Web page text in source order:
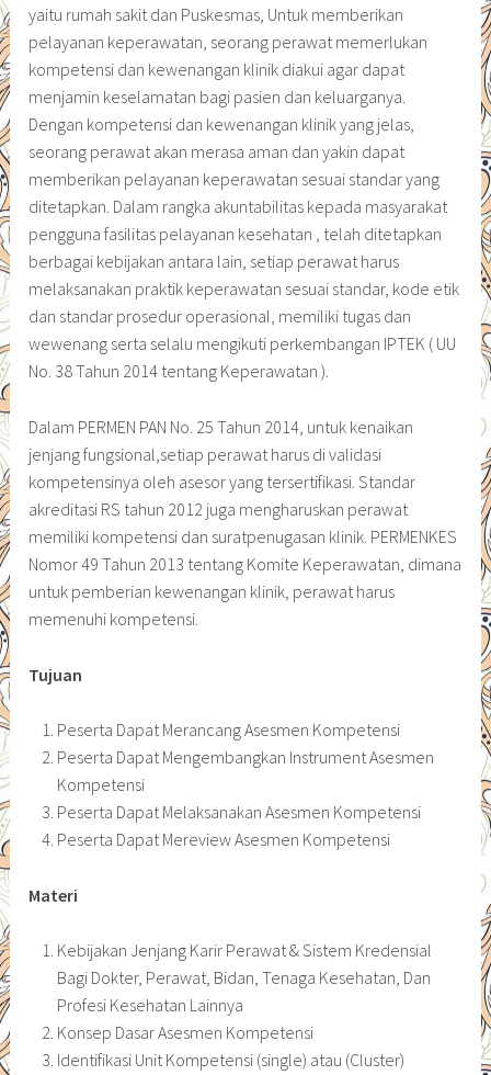
yaitu rumah sakit dan Puskesmas, Untuk memberikan
pelayanan keperawatan, seorang perawat memerlukan
kompetensi dan kewenangan klinik diakui agar dapat
menjamin keselamatan bagi pasien dan keluarganya.
Dengan kompetensi dan kewenangan klinik yang jelas,
seorang perawat akan merasa aman dan yakin dapat
memberikan pelayanan keperawatan sesuai standar yang
ditetapkan. Dalam rangka akuntabilitas kepada masyarakat
pengguna fasilitas pelayanan kesehatan , telah ditetapkan
berbagai kebijakan antara lain, setiap perawat harus
melaksanakan praktik keperawatan sesuai standar, kode etik
dan standar prosedur operasional, memiliki tugas dan
wewenang serta selalu mengikuti perkembangan IPTEK ( UU
No. 38 Tahun 2014 tentang Keperawatan ).
Dalam PERMEN PAN No. 25 Tahun 2014, untuk kenaikan
jenjang fungsional,setiap perawat harus di validasi
kompetensinya oleh asesor yang tersertifikasi. Standar
akreditasi RS tahun 2012 juga mengharuskan perawat
memiliki kompetensi dan suratpenugasan klinik. PERMENKES
Nomor 49 Tahun 2013 tentang Komite Keperawatan, dimana
untuk pemberian kewenangan klinik, perawat harus
memenuhi kompetensi.
Tujuan
Peserta Dapat Merancang Asesmen Kompetensi
Peserta Dapat Mengembangkan Instrument Asesmen
Kompetensi
Peserta Dapat Melaksanakan Asesmen Kompetensi
Peserta Dapat Mereview Asesmen Kompetensi
Materi
Kebijakan Jenjang Karir Perawat & Sistem Kredensial
Bagi Dokter, Perawat, Bidan, Tenaga Kesehatan, Dan
Profesi Kesehatan Lainnya
Konsep Dasar Asesmen Kompetensi
Identifikasi Unit Kompetensi (single) atau (Cluster)